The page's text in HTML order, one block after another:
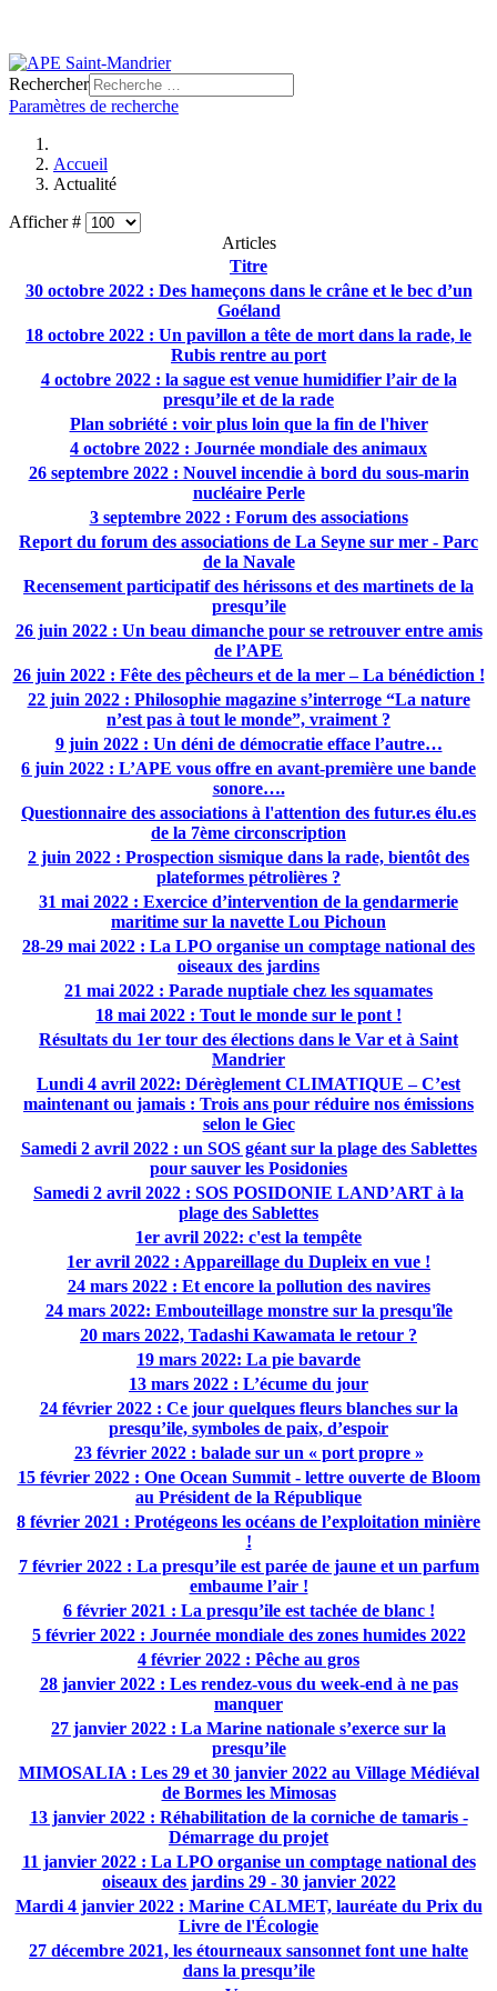
Rechercher
Paramètres de recherche
Accueil
Actualité
Afficher #
Articles
Titre
30 octobre 2022 : Des hameçons dans le crâne et le bec d’un
Goéland
18 octobre 2022 : Un pavillon a tête de mort dans la rade, le
Rubis rentre au port
4 octobre 2022 : la sague est venue humidifier l’air de la
presqu’ile et de la rade
Plan sobriété : voir plus loin que la fin de l'hiver
4 octobre 2022 : Journée mondiale des animaux
26 septembre 2022 : Nouvel incendie à bord du sous-marin
nucléaire Perle
3 septembre 2022 : Forum des associations
Report du forum des associations de La Seyne sur mer - Parc
de la Navale
Recensement participatif des hérissons et des martinets de la
presqu’ile
26 juin 2022 : Un beau dimanche pour se retrouver entre amis
de l’APE
26 juin 2022 : Fête des pêcheurs et de la mer – La bénédiction !
22 juin 2022 : Philosophie magazine s’interroge “La nature
n’est pas à tout le monde”, vraiment ?
9 juin 2022 : Un déni de démocratie efface l’autre…
6 juin 2022 : L’APE vous offre en avant-première une bande
sonore….
Questionnaire des associations à l'attention des futur.es élu.es
de la 7ème circonscription
2 juin 2022 : Prospection sismique dans la rade, bientôt des
plateformes pétrolières ?
31 mai 2022 : Exercice d’intervention de la gendarmerie
maritime sur la navette Lou Pichoun
28-29 mai 2022 : La LPO organise un comptage national des
oiseaux des jardins
21 mai 2022 : Parade nuptiale chez les squamates
18 mai 2022 : Tout le monde sur le pont !
Résultats du 1er tour des élections dans le Var et à Saint
Mandrier
Lundi 4 avril 2022: Dérèglement CLIMATIQUE – C’est
maintenant ou jamais : Trois ans pour réduire nos émissions
selon le Giec
Samedi 2 avril 2022 : un SOS géant sur la plage des Sablettes
pour sauver les Posidonies
Samedi 2 avril 2022 : SOS POSIDONIE LAND’ART à la
plage des Sablettes
1er avril 2022: c'est la tempête
1er avril 2022 : Appareillage du Dupleix en vue !
24 mars 2022 : Et encore la pollution des navires
24 mars 2022: Embouteillage monstre sur la presqu'île
20 mars 2022, Tadashi Kawamata le retour ?
19 mars 2022: La pie bavarde
13 mars 2022 : L’écume du jour
24 février 2022 : Ce jour quelques fleurs blanches sur la
presqu’ile, symboles de paix, d’espoir
23 février 2022 : balade sur un « port propre »
15 février 2022 : One Ocean Summit - lettre ouverte de Bloom
au Président de la République
8 février 2021 : Protégeons les océans de l’exploitation minière
!
7 février 2022 : La presqu’ile est parée de jaune et un parfum
embaume l’air !
6 février 2021 : La presqu’ile est tachée de blanc !
5 février 2022 : Journée mondiale des zones humides 2022
4 février 2022 : Pêche au gros
28 janvier 2022 : Les rendez-vous du week-end à ne pas
manquer
27 janvier 2022 : La Marine nationale s’exerce sur la
presqu’ile
MIMOSALIA : Les 29 et 30 janvier 2022 au Village Médiéval
de Bormes les Mimosas
13 janvier 2022 : Réhabilitation de la corniche de tamaris -
Démarrage du projet
11 janvier 2022 : La LPO organise un comptage national des
oiseaux des jardins 29 - 30 janvier 2022
Mardi 4 janvier 2022 : Marine CALMET, lauréate du Prix du
Livre de l'Écologie
27 décembre 2021, les étourneaux sansonnet font une halte
dans la presqu’ile